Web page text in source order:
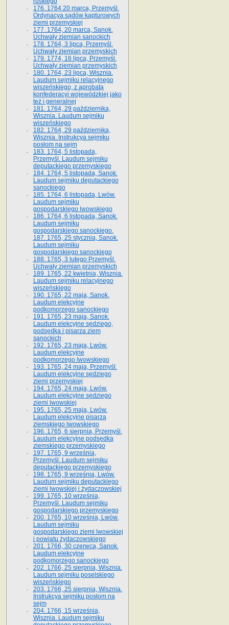
176. 1764 20 marca, Przemyśl.
Ordynacya sądów kapturowych
ziemi przemyskiej
177. 1764, 20 marca, Sanok.
Uchwały ziemian sanockich
178. 1764, 3 lipca, Przemyśl.
Uchwały ziemian przemyskich
179. 1774, 16 lipca, Przemyśl.
Uchwały ziemian przemyskich
180. 1764, 23 lipca, Wisznia.
Laudum sejmiku relacyjnego
wiszeńskiego, z aprobatą
konfederacyi wojewódzkiej jako
też i generalnej
181. 1764, 29 października,
Wisznia. Laudum sejmiku
wiszeńskiego
182. 1764, 29 października,
Wisznia. Instrukcya sejmiku
posłom na sejm
183. 1764, 5 listopada,
Przemyśl. Laudum sejmiku
deputackiego przemyskiego
184. 1764, 5 listopada, Sanok.
Laudum sejmiku deputackiego
sanockiego
185. 1764, 6 listopada, Lwów.
Laudum sejmiku
gospodarskiego lwowskiego
186. 1764, 6 listopada, Sanok.
Laudum sejmiku
gospodarskiego sanockiego.
187. 1765, 25 stycznia, Sanok.
Laudum sejmiku
gospodarskiego sanockiego
188. 1765, 3 lutego Przemyśl.
Uchwały ziemian przemyskich
189. 1765, 22 kwietnia, Wisznia.
Laudum sejmiku relacyjnego
wiszeńskiego
190. 1765, 22 maja, Sanok.
Laudum elekcyjne
podkomorzego sanockiego
191. 1765, 23 maja, Sanok.
Laudum elekcyjne sędziego,
podsędka i pisarza ziem
sanockich
192. 1765, 23 maja, Lwów.
Laudum elekcyjne
podkomorzego lwowskiego
193. 1765, 24 maja, Przemyśl.
Laudum elekcyjne sędziego
ziemi przemyskiej
194. 1765, 24 maja, Lwów.
Laudum elekcyjne sędziego
ziemi lwowskiej
195. 1765, 25 maja, Lwów.
Laudum elekcyjne pisarza
ziemskiego lwowskiego
196. 1765, 6 sierpnia, Przemyśl.
Laudum elekcyjne podsędka
ziemskiego przemyskiego
197. 1765, 9 września,
Przemyśl. Laudum sejmiku
deputackiego przemyskiego
198. 1765, 9 września, Lwów.
Laudum sejmiku deputackiego
ziemi lwowskiej i żydaczowskiej
199. 1765, 10 września,
Przemyśl. Laudum sejmiku
gospodarskiego przemyskiego
200. 1765, 10 września, Lwów.
Laudum sejmiku
gospodarskiego ziemi lwowskiej
i powiatu żydaczowskiego
201. 1766, 30 czerwca, Sanok.
Laudum elekcyjne
podkomorzego sanockiego
202. 1766, 25 sierpnia, Wisznia.
Laudum sejmiku poselskiego
wiszeńskiego
203. 1766, 25 sierpnia, Wisznia.
Instrukcya sejmiku posłom na
sejm
204. 1766, 15 września,
Wisznia. Laudum sejmiku